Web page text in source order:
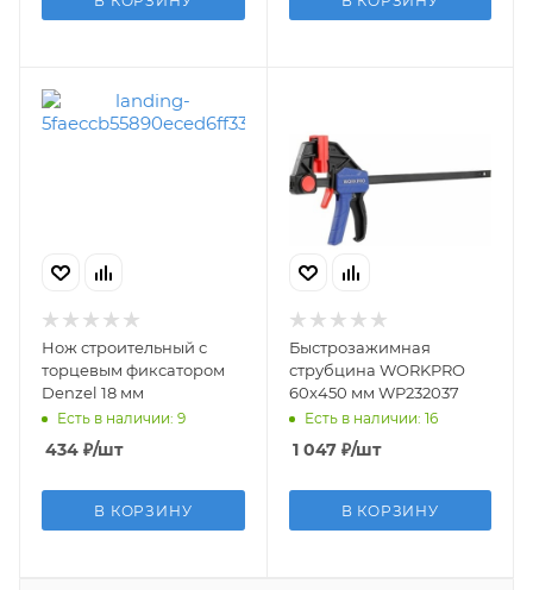
Нож строительный с
торцевым фиксатором
Denzel 18 мм
Есть в наличии: 9
434 ₽/шт
В КОРЗИНУ
Быстрозажимная
струбцина WORKPRO
60x450 мм WP232037
Есть в наличии: 16
1 047₽/шт
В КОРЗИНУ